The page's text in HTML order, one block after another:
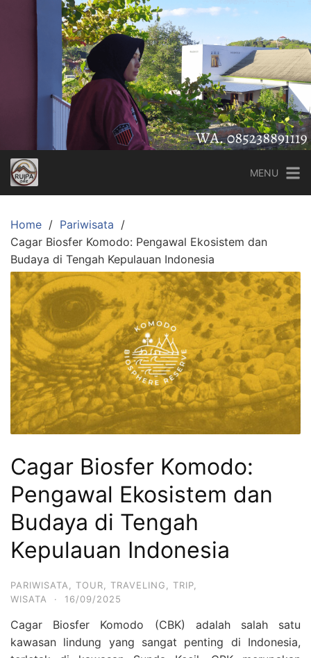
content
MENU
Home
Pariwisata
Cagar Biosfer Komodo: Pengawal Ekosistem dan
Budaya di Tengah Kepulauan Indonesia
Cagar Biosfer Komodo:
Pengawal Ekosistem dan
Budaya di Tengah
Kepulauan Indonesia
PARIWISATA, TOUR, TRAVELING, TRIP,
WISATA
· 16/09/2025
Cagar Biosfer Komodo (CBK) adalah salah satu
kawasan lindung yang sangat penting di Indonesia,